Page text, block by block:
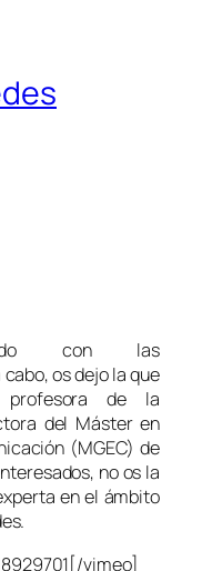
con las
os dejo la que
de la
del Máster en
(MGEC) de
no os la
en el ámbito
vimeo]